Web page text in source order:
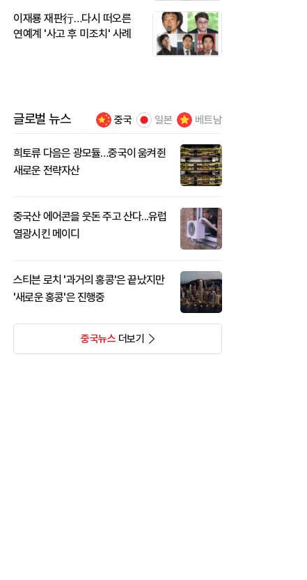
이재룡 재판行…다시 떠오른
연예계 '사고 후 미조치' 사례
글로벌 뉴스 중국 일본 베트남
희토류 다음은 광모듈…중국이 움켜쥔
새로운 전략자산
중국산 에어콘을 웃돈 주고 산다...유럽
열광시킨 메이디
스티븐 로치 '과거의 홍콩'은 끝났지만
'새로운 홍콩'은 진행중
중국뉴스더보기